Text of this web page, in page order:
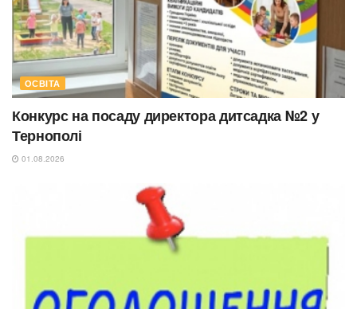
ОСВІТА
Конкурс на посаду директора дитсадка №2 у
Тернополі
01.08.2026